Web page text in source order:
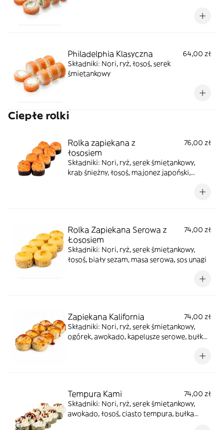
Philadelphia Klasyczna
64,00 zł
Składniki: Nori, ryż, łosoś, serek
śmietankowy
Ciepłe rolki
Rolka zapiekana z
łososiem
76,00 zł
Składniki: Nori, ryż, serek śmietankowy,
krab śnieżny, łosoś, majonez japoński,
Rolka Zapiekana Serowa z
Łososiem
74,00 zł
Składniki: Nori, ryż, serek śmietankowy,
łosoś, biały sezam, masa serowa, sos unagi
Zapiekana Kalifornia
74,00 zł
Składniki: Nori, ryż, serek śmietankowy,
ogórek, awokado, kapelusze serowe, bułka
Tempura Kami
74,00 zł
Składniki: Nori, ryż, serek śmietankowy,
awokado, łosoś, ciasto tempura, bułka